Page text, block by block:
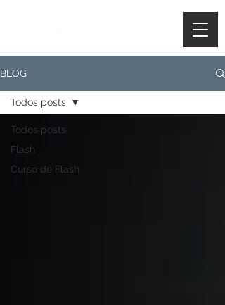
BLOG
Todos posts
Flash
Curso de Flash
Todos posts